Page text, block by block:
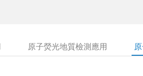
原子熒光地質檢測應用